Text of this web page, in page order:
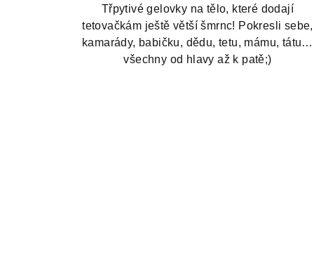
5,0
z
5
hvězdiček.
Třpytivé gelovky na tělo, které dodají
tetovačkám ještě větší šmrnc! Pokresli sebe,
kamarády, babičku, dědu, tetu, mámu, tátu…
všechny od hlavy až k patě;)